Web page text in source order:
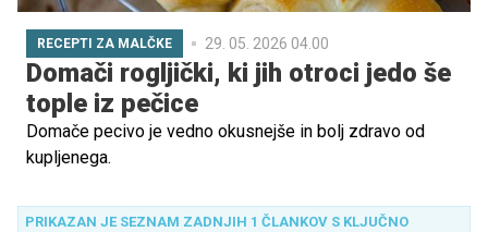
RECEPTI ZA MALČKE 29. 05. 2026 04.00
Domači rogljički, ki jih otroci jedo še
tople iz pečice
Domače pecivo je vedno okusnejše in bolj zdravo od
kupljenega.
PRIKAZAN JE SEZNAM ZADNJIH 1 ČLANKOV S KLJUČNO